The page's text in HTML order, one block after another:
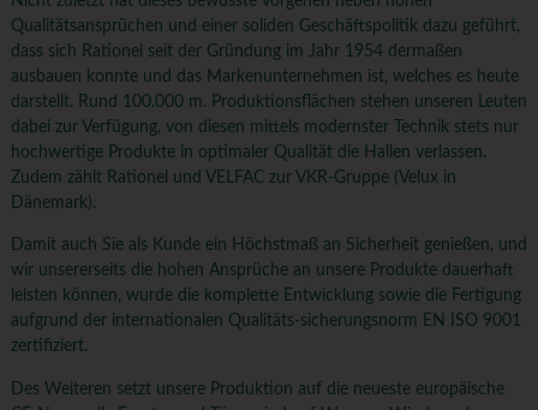
Qualitätsansprüchen und einer soliden Geschäftspolitik dazu geführt,
dass sich Rationel seit der Gründung im Jahr 1954 dermaßen
ausbauen konnte und das Markenunternehmen ist, welches es heute
darstellt. Rund 100.000 m. Produktionsflächen stehen unseren Leuten
dabei zur Verfügung, von diesen mittels modernster Technik stets nur
hochwertige Produkte in optimaler Qualität die Hallen verlassen.
Zudem zählt Rationel und VELFAC zur VKR-Gruppe (Velux in
Dänemark).
Damit auch Sie als Kunde ein Höchstmaß an Sicherheit genießen, und
wir unsererseits die hohen Ansprüche an unsere Produkte dauerhaft
leisten können, wurde die komplette Entwicklung sowie die Fertigung
aufgrund der internationalen Qualitäts-sicherungsnorm EN ISO 9001
zertifiziert.
Des Weiteren setzt unsere Produktion auf die neueste europäische